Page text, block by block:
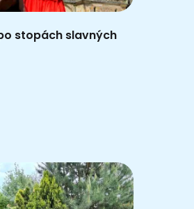
stopách slavných